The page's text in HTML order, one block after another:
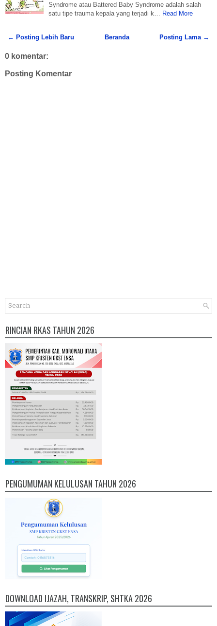
Syndrome atau Battered Baby Syndrome adalah salah
satu tipe trauma kepala yang terjadi k…
Read More
← Posting Lebih Baru Posting Lama →
Beranda
0 komentar:
Posting Komentar
RINCIAN RKAS TAHUN 2026
PENGUMUMAN KELULUSAN TAHUN 2026
DOWNLOAD IJAZAH, TRANSKRIP, SHTKA 2026